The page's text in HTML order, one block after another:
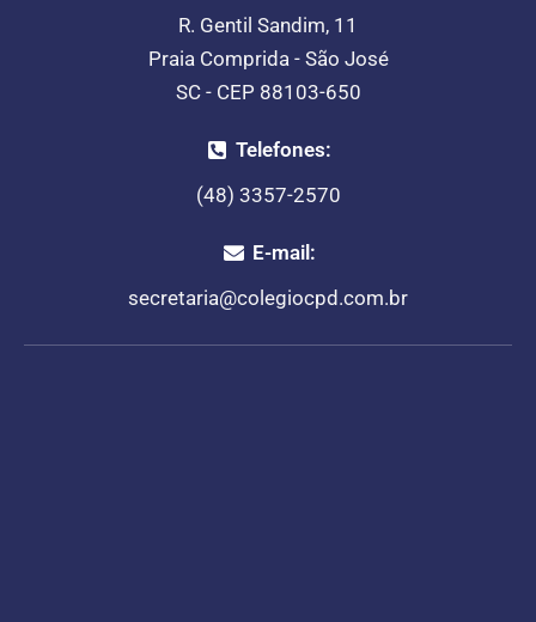
R. Gentil Sandim, 11
Praia Comprida - São José
SC - CEP 88103-650
Telefones:
(48) 3357-2570
E-mail:
secretaria@colegiocpd.com.br